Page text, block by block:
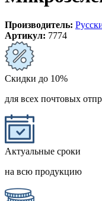
Производитель:
Артикул: 7774
Скидки до 10%
для всех почтовых
Актуальные сроки
на всю продукцию